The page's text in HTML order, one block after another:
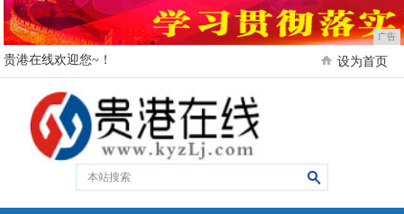
广告
贵港在线欢迎您~！ 设为首页